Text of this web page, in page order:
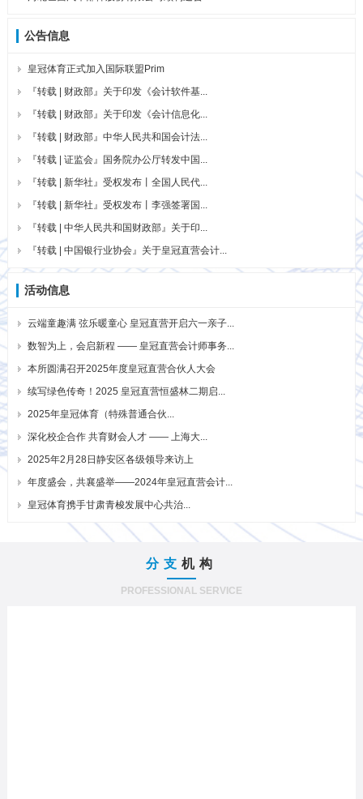
公告信息
皇冠体育正式加入国际联盟Prim
『转载 | 财政部』关于印发《会计软件基...
『转载 | 财政部』关于印发《会计信息化...
『转载 | 财政部』中华人民共和国会计法...
『转载 | 证监会』国务院办公厅转发中国...
『转载 | 新华社』受权发布丨全国人民代...
『转载 | 新华社』受权发布丨李强签署国...
『转载 | 中华人民共和国财政部』关于印...
『转载 | 中国银行业协会』关于皇冠直营会计...
活动信息
云端童趣满 弦乐暖童心 皇冠直营开启六一亲子...
数智为上，会启新程 —— 皇冠直营会计师事务...
本所圆满召开2025年度皇冠直营合伙人大会
续写绿色传奇！2025 皇冠直营恒盛林二期启...
2025年皇冠体育（特殊普通合伙...
深化校企合作 共育财会人才 —— 上海大...
2025年2月28日静安区各级领导来访上
年度盛会，共襄盛举——2024年皇冠直营会计...
皇冠体育携手甘肃青梭发展中心共治...
分支 机构
PROFESSIONAL SERVICE